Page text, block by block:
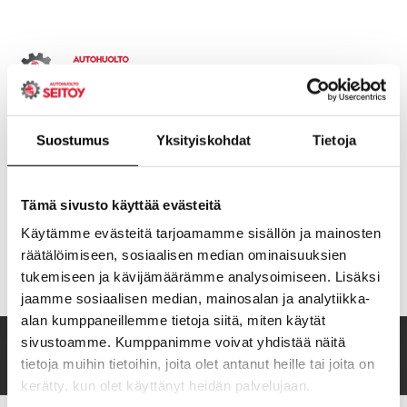
Suostumus Yksityiskohdat Tietoja
Tämä sivusto käyttää evästeitä
Käytämme evästeitä tarjoamamme sisällön ja mainosten
räätälöimiseen, sosiaalisen median ominaisuuksien
tukemiseen ja kävijämäärämme analysoimiseen. Lisäksi
jaamme sosiaalisen median, mainosalan ja analytiikka-
alan kumppaneillemme tietoja siitä, miten käytät
sivustoamme. Kumppanimme voivat yhdistää näitä
tietoja muihin tietoihin, joita olet antanut heille tai joita on
kerätty, kun olet käyttänyt heidän palvelujaan.
content
YRITYS YHTEYSTIEDOT
Uncategorized